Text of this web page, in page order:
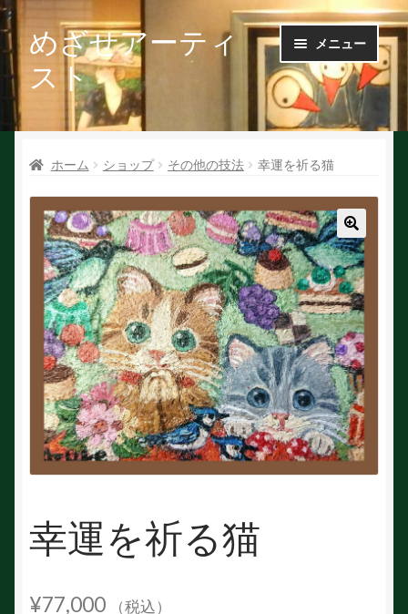
ナ
ビ
ゲ
ン
へ
コ
ン
テ
ス
キ
めざせアーティ
スト
メニュー
Ｑ＆Ａ
お問い合せ
会社概要
作家で探す
作家申請
初めての方へ
絵を探す
ホーム ショップ その他の技法 幸運を祈る猫
🔍
幸運を祈る猫
¥77,000 （税込）